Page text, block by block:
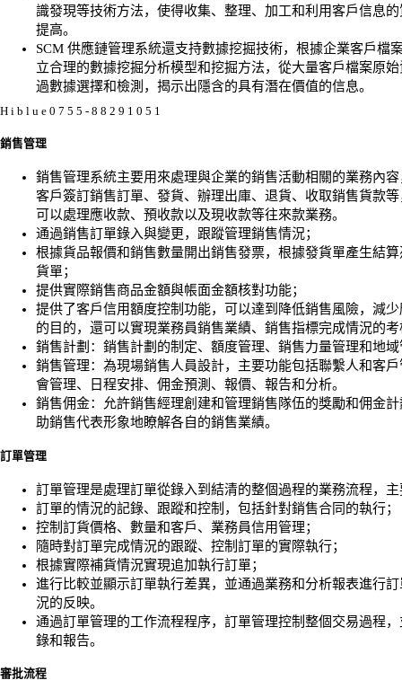
識發現等技術方法，使得收集、整理、加工和利用客戶信息
提高。
SCM 供應鏈管理系統還支持數據挖掘技術，根據企業客戶檔
立合理的數據挖掘分析模型和挖掘方法，從大量客戶檔案原
過數據選擇和檢測，揭示出隱含的具有潛在價值的信息。
H i b l u e 0 7 5 5 - 8 8 2 9 1 0 5 1
銷售管理
銷售管理系統主要用來處理與企業的銷售活動相關的業務內
客戶簽訂銷售訂單、發貨、辦理出庫、退貨、收取銷售貨款
可以處理應收款、預收款以及現收款等往來款業務。
通過銷售訂單錄入與變更，跟蹤管理銷售情況；
根據貨品報價和銷售數量開出銷售發票，根據發貨單產生結
貨單；
提供實際銷售商品金額與帳面金額核對功能；
提供了客戶信用額度控制功能，可以達到降低銷售風險，減
的目的，還可以實現業務員銷售業績、銷售指標完成情況的
銷售計劃：銷售計劃的制定、額度管理、銷售力量管理和地
銷售管理：為現場銷售人員設計，主要功能包括聯繫人和客
會管理、日程安排、佣金預測、報價、報告和分析。
銷售佣金：允許銷售經理創建和管理銷售隊伍的獎勵和佣金
助銷售代表形象地瞭解各自的銷售業績。
訂單管理
訂單管理是處理訂單從錄入到結清的整個過程的業務流程，
訂單的情況的記錄、跟蹤和控制，包括針對銷售合同的執行；
控制訂貨價格、數量和客戶、業務員信用管理；
隨時對訂單完成情況的跟蹤、控制訂單的實際執行；
根據實際補貨情況實現追加執行訂單；
進行比較並顯示訂單執行差異，並通過業務和分析報表進行
況的反映。
通過訂單管理的工作流程程序，訂單管理控制整個交易過程
錄和報告。
審批流程